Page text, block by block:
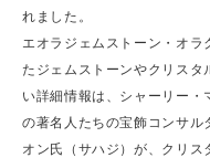
れました。
エオラジェムストーン・オラ
たジェムストーンやクリスタ
い詳細情報は、シャーリー
の著名人たちの宝飾コンサル
オン氏（サハジ）が、クリ